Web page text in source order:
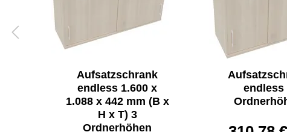
Aufsatzschrank
endless 1.600 x
1.088 x 442 mm (B x
H x T) 3
Ordnerhöhen
endless